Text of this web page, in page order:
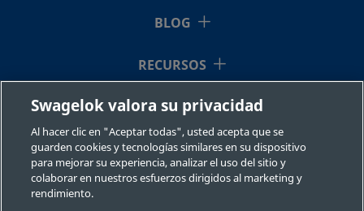
BLOG
RECURSOS
QUIÉNES SOMOS
Swagelok valora su privacidad
Al hacer clic en "Aceptar todas", usted acepta que se
guarden cookies y tecnologías similares en su dispositivo
para mejorar su experiencia, analizar el uso del sitio y
colaborar en nuestros esfuerzos dirigidos al marketing y
rendimiento.